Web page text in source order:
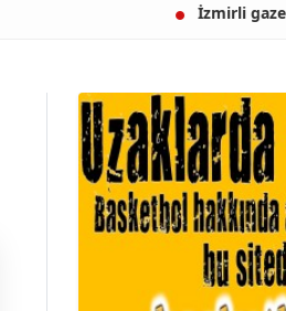
İzmirli gazeteci